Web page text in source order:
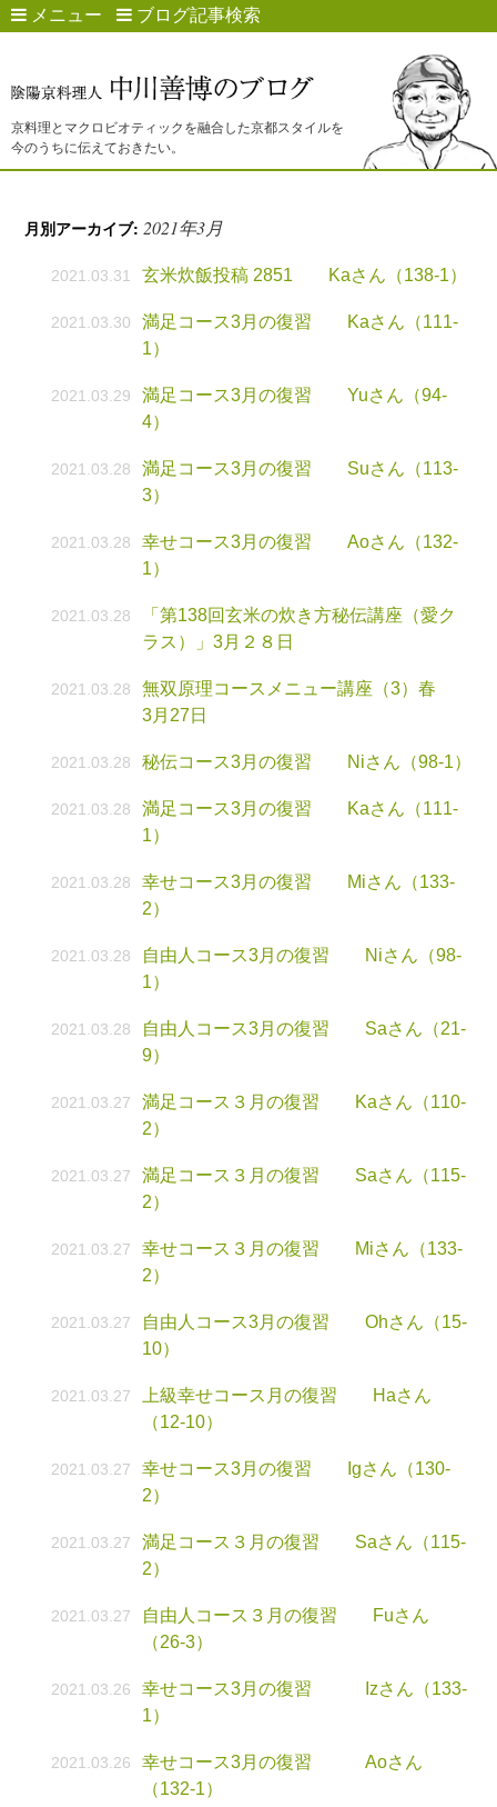
メニュー ブログ記事検索
京料理とマクロビオティックを融合した京都スタイルを
今のうちに伝えておきたい。
月別アーカイブ:2021年3月
2021.03.31 玄米炊飯投稿 2851 Kaさん（138-1）
2021.03.30
満足コース3月の復習 Kaさん（111-
1）
2021.03.29
満足コース3月の復習 Yuさん（94-
4）
2021.03.28
満足コース3月の復習 Suさん（113-
3）
2021.03.28
幸せコース3月の復習 Aoさん（132-
1）
2021.03.28
「第138回玄米の炊き方秘伝講座（愛ク
ラス）」3月２８日
2021.03.28
無双原理コースメニュー講座（3）春
3月27日
2021.03.28 秘伝コース3月の復習 Niさん（98-1）
2021.03.28
満足コース3月の復習 Kaさん（111-
1）
2021.03.28
幸せコース3月の復習 Miさん（133-
2）
2021.03.28
自由人コース3月の復習 Niさん（98-
1）
2021.03.28
自由人コース3月の復習 Saさん（21-
9）
2021.03.27
満足コース３月の復習 Kaさん（110-
2）
2021.03.27
満足コース３月の復習 Saさん（115-
2）
2021.03.27
幸せコース３月の復習 Miさん（133-
2）
2021.03.27
自由人コース3月の復習 Ohさん（15-
10）
2021.03.27
上級幸せコース月の復習 Haさん
（12-10）
2021.03.27
幸せコース3月の復習 Igさん（130-
2）
2021.03.27
満足コース３月の復習 Saさん（115-
2）
2021.03.27
自由人コース３月の復習 Fuさん
（26-3）
2021.03.26
幸せコース3月の復習 Izさん（133-
1）
2021.03.26
幸せコース3月の復習 Aoさん
（132-1）